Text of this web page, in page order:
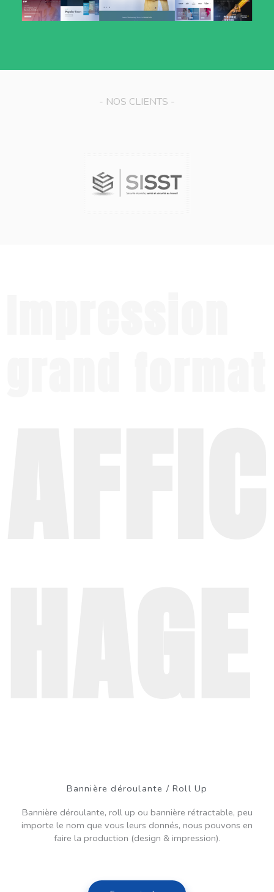
- NOS CLIENTS -
Bannière déroulante / Roll Up
Bannière déroulante, roll up ou bannière rétractable, peu
importe le nom que vous leurs donnés, nous pouvons en
faire la production (design & impression).